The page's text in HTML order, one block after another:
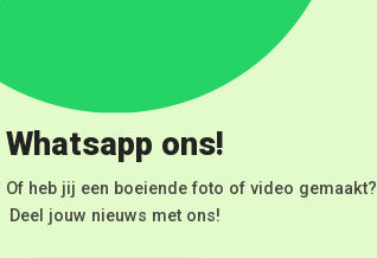
Whatsapp ons!
Of heb jij een boeiende foto of video gemaakt?
Deel jouw nieuws met ons!